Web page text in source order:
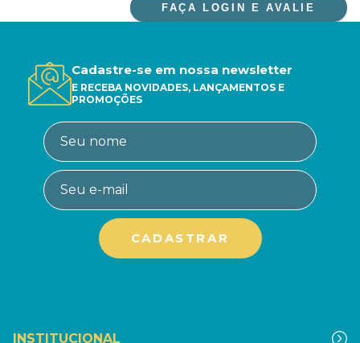
FAÇA LOGIN E AVALIE
Cadastre-se em nossa newsletter
E RECEBA NOVIDADES, LANÇAMENTOS E
PROMOÇÕES
INSTITUCIONAL